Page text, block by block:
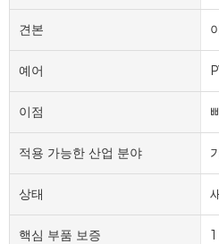
견본
예어
이점
적용 가능한 산업 분야
상태
핵심 부품 보증